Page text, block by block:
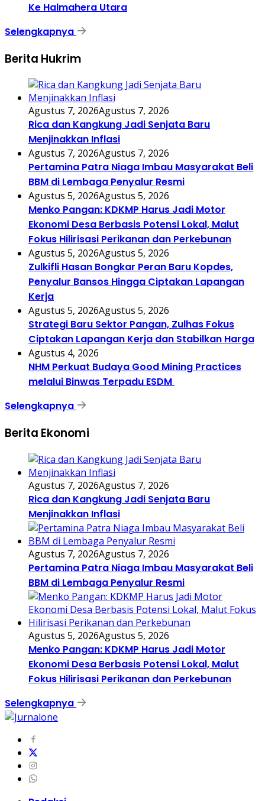
Ke Halmahera Utara
Selengkapnya
Berita Hukrim
Agustus 7, 2026Agustus 7, 2026
Rica dan Kangkung Jadi Senjata Baru
Menjinakkan Inflasi
Agustus 7, 2026Agustus 7, 2026
Pertamina Patra Niaga Imbau Masyarakat Beli
BBM di Lembaga Penyalur Resmi
Agustus 5, 2026Agustus 5, 2026
Menko Pangan: KDKMP Harus Jadi Motor
Ekonomi Desa Berbasis Potensi Lokal, Malut
Fokus Hilirisasi Perikanan dan Perkebunan
Agustus 5, 2026Agustus 5, 2026
Zulkifli Hasan Bongkar Peran Baru Kopdes,
Penyalur Bansos Hingga Ciptakan Lapangan
Kerja
Agustus 5, 2026Agustus 5, 2026
Strategi Baru Sektor Pangan, Zulhas Fokus
Ciptakan Lapangan Kerja dan Stabilkan Harga
Agustus 4, 2026
NHM Perkuat Budaya Good Mining Practices
melalui Binwas Terpadu ESDM
Selengkapnya
Berita Ekonomi
Agustus 7, 2026Agustus 7, 2026
Rica dan Kangkung Jadi Senjata Baru
Menjinakkan Inflasi
Agustus 7, 2026Agustus 7, 2026
Pertamina Patra Niaga Imbau Masyarakat Beli
BBM di Lembaga Penyalur Resmi
Agustus 5, 2026Agustus 5, 2026
Menko Pangan: KDKMP Harus Jadi Motor
Ekonomi Desa Berbasis Potensi Lokal, Malut
Fokus Hilirisasi Perikanan dan Perkebunan
Selengkapnya